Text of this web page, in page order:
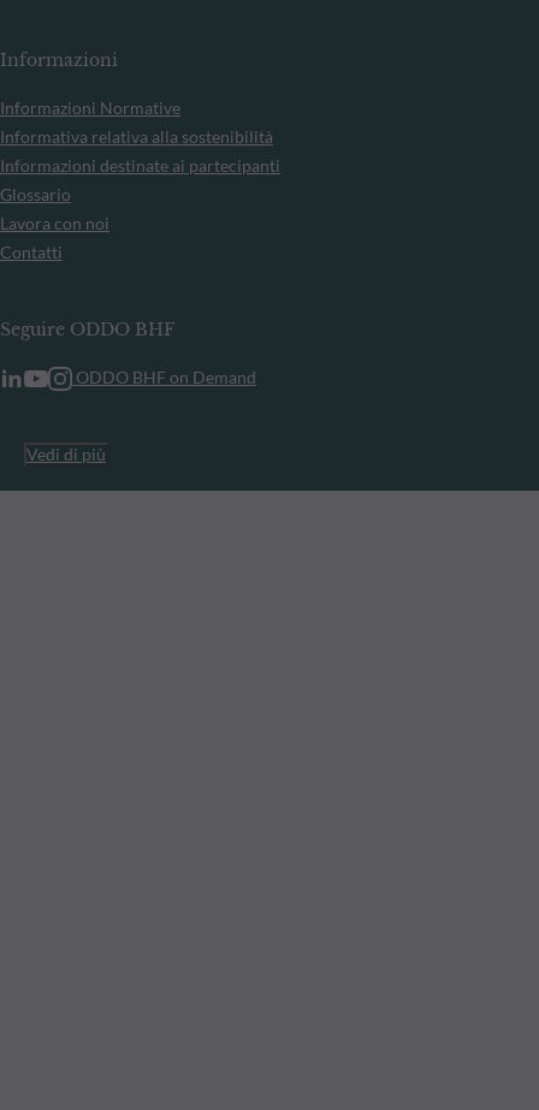
Informazioni
Informazioni Normative
Informativa relativa alla sostenibilità
Informazioni destinate ai partecipanti
Glossario
Lavora con noi
Contatti
Seguire ODDO BHF
ODDO BHF on Demand
Vedi di più